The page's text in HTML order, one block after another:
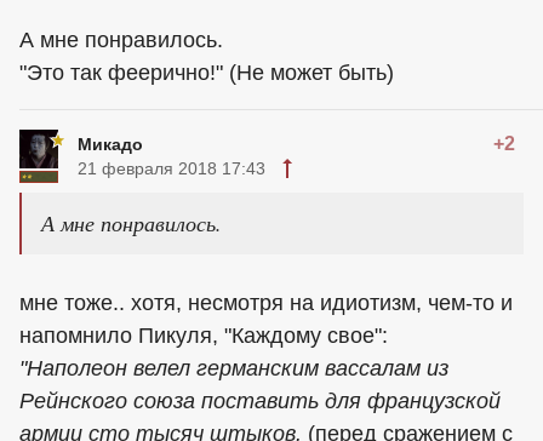
А мне понравилось.
"Это так феерично!" (Не может быть)
Микадо +2
21 февраля 2018 17:43
А мне понравилось.
мне тоже.. хотя, несмотря на идиотизм, чем-то и
напомнило Пикуля, "Каждому свое":
"Наполеон велел германским вассалам из
Рейнского союза поставить для французской
армии сто тысяч штыков. (перед сражением с